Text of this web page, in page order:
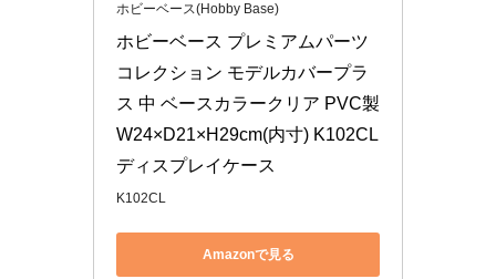
ホビーベース(Hobby Base)
ホビーベース プレミアムパーツ
コレクション モデルカバープラ
ス 中 ベースカラークリア PVC製
W24×D21×H29cm(内寸) K102CL
ディスプレイケース
K102CL
Amazonで見る